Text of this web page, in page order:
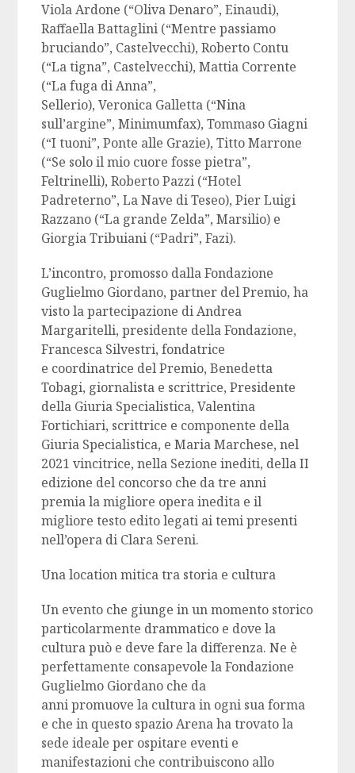
Viola Ardone (“Oliva Denaro”, Einaudi),
Raffaella Battaglini (“Mentre passiamo
bruciando”, Castelvecchi), Roberto Contu
(“La tigna”, Castelvecchi), Mattia Corrente
(“La fuga di Anna”,
Sellerio), Veronica Galletta (“Nina
sull’argine”, Minimumfax), Tommaso Giagni
(“I tuoni”, Ponte alle Grazie), Titto Marrone
(“Se solo il mio cuore fosse pietra”,
Feltrinelli), Roberto Pazzi (“Hotel
Padreterno”, La Nave di Teseo), Pier Luigi
Razzano (“La grande Zelda”, Marsilio) e
Giorgia Tribuiani (“Padri”, Fazi).
L’incontro, promosso dalla Fondazione
Guglielmo Giordano, partner del Premio, ha
visto la partecipazione di Andrea
Margaritelli, presidente della Fondazione,
Francesca Silvestri, fondatrice
e coordinatrice del Premio, Benedetta
Tobagi, giornalista e scrittrice, Presidente
della Giuria Specialistica, Valentina
Fortichiari, scrittrice e componente della
Giuria Specialistica, e Maria Marchese, nel
2021 vincitrice, nella Sezione inediti, della II
edizione del concorso che da tre anni
premia la migliore opera inedita e il
migliore testo edito legati ai temi presenti
nell’opera di Clara Sereni.
Una location mitica tra storia e cultura
Un evento che giunge in un momento storico
particolarmente drammatico e dove la
cultura può e deve fare la differenza. Ne è
perfettamente consapevole la Fondazione
Guglielmo Giordano che da
anni promuove la cultura in ogni sua forma
e che in questo spazio Arena ha trovato la
sede ideale per ospitare eventi e
manifestazioni che contribuiscono allo